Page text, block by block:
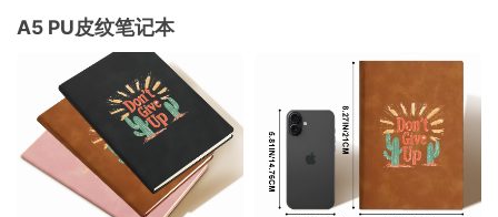
A5 PU皮纹笔记本